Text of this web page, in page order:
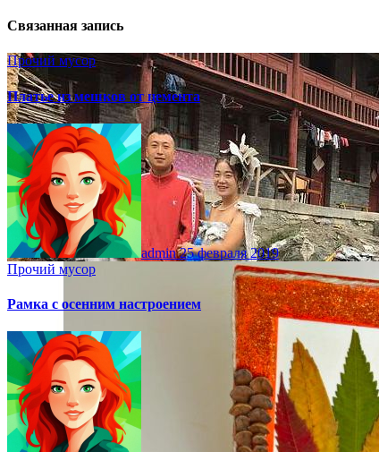
Связанная запись
Прочий мусор
Платье из мешков от цемента
admin25 февраля 2019
Прочий мусор
Рамка с осенним настроением